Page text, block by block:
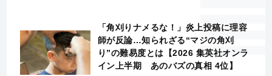
「角刈りナメるな！」炎上投稿に理容
師が反論…知られざる“マジの角刈
り”の難易度とは【2026 集英社オンラ
イン上半期 あのバズの真相 4位】